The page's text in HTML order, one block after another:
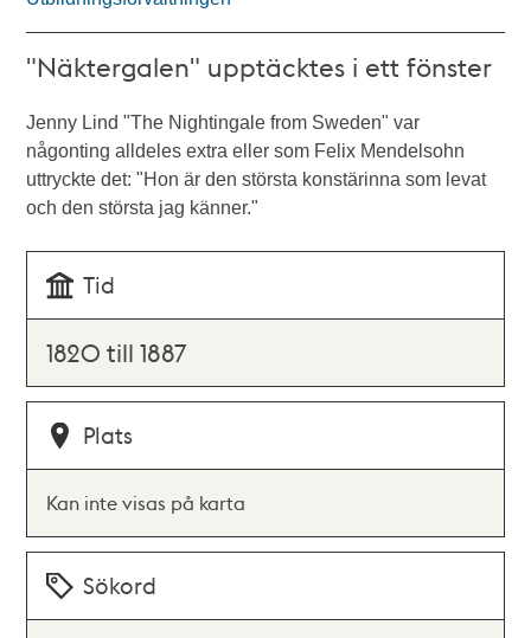
"Näktergalen" upptäcktes i ett fönster
Jenny Lind "The Nightingale from Sweden" var
någonting alldeles extra eller som Felix Mendelsohn
uttryckte det: "Hon är den största konstärinna som levat
och den största jag känner."
Tid
1820 till 1887
Plats
Kan inte visas på karta
Sökord